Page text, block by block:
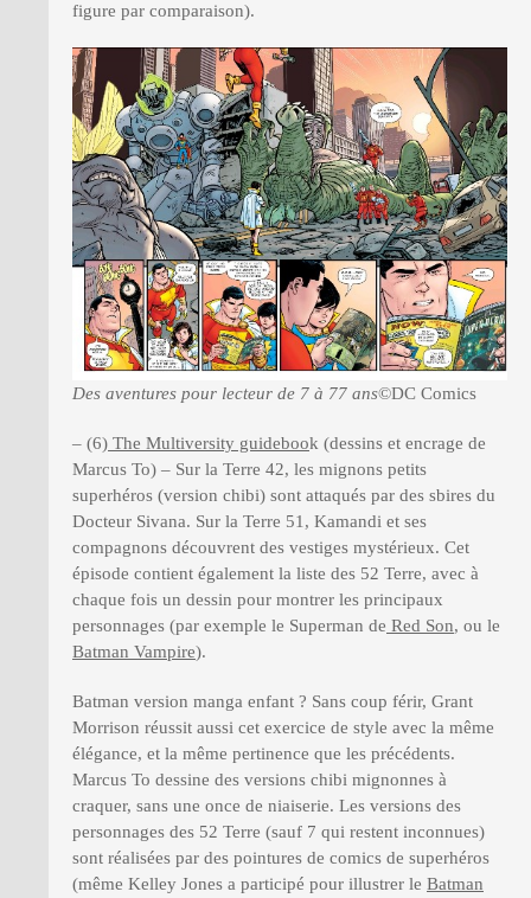
figure par comparaison).
Des aventures pour lecteur de 7 à 77 ans©DC Comics
– (6) The Multiversity guidebook (dessins et encrage de
Marcus To) – Sur la Terre 42, les mignons petits
superhéros (version chibi) sont attaqués par des sbires du
Docteur Sivana. Sur la Terre 51, Kamandi et ses
compagnons découvrent des vestiges mystérieux. Cet
épisode contient également la liste des 52 Terre, avec à
chaque fois un dessin pour montrer les principaux
personnages (par exemple le Superman de Red Son, ou le
Batman Vampire).
Batman version manga enfant ? Sans coup férir, Grant
Morrison réussit aussi cet exercice de style avec la même
élégance, et la même pertinence que les précédents.
Marcus To dessine des versions chibi mignonnes à
craquer, sans une once de niaiserie. Les versions des
personnages des 52 Terre (sauf 7 qui restent inconnues)
sont réalisées par des pointures de comics de superhéros
(même Kelley Jones a participé pour illustrer le Batman